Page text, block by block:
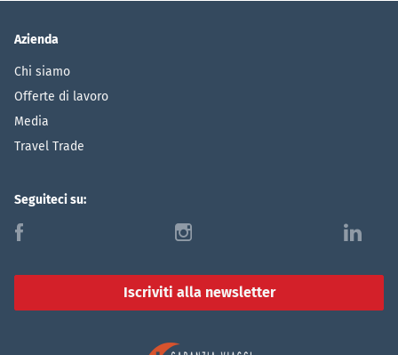
Azienda
Chi siamo
Offerte di lavoro
Media
Travel Trade
Seguiteci su:
f i l
Iscriviti alla newsletter